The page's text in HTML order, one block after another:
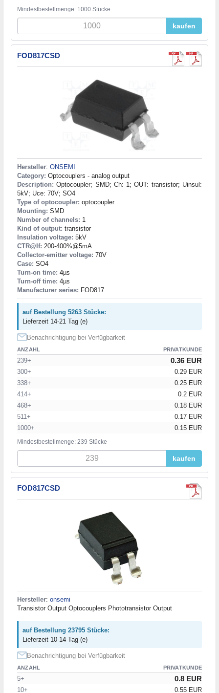
Mindestbestellmenge: 1000 Stücke
kaufen
FOD817CSD
Hersteller: ONSEMI
Category: Optocouplers - analog output
Description: Optocoupler; SMD; Ch: 1; OUT: transistor; Uinsul:
5kV; Uce: 70V; SO4
Type of optocoupler: optocoupler
Mounting: SMD
Number of channels: 1
Kind of output: transistor
Insulation voltage: 5kV
CTR@If: 200-400%@5mA
Collector-emitter voltage: 70V
Case: SO4
Turn-on time: 4µs
Turn-off time: 4µs
Manufacturer series: FOD817
auf Bestellung 5263 Stücke:
Lieferzeit 14-21 Tag (e)
Benachrichtigung bei Verfügbarkeit
ANZAHL PRIVATKUNDE
239+ 0.36 EUR
300+
0.29 EUR
338+
0.25 EUR
414+
0.2 EUR
468+
0.18 EUR
511+
0.17 EUR
1000+
0.15 EUR
Mindestbestellmenge: 239 Stücke
kaufen
FOD817CSD
Hersteller: onsemi
Transistor Output Optocouplers Phototransistor Output
auf Bestellung 23795 Stücke:
Lieferzeit 10-14 Tag (e)
Benachrichtigung bei Verfügbarkeit
ANZAHL PRIVATKUNDE
5+ 0.8 EUR
10+ 0.55 EUR